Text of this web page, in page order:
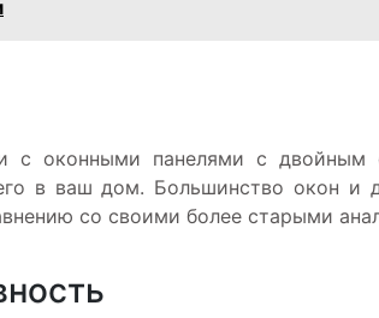
с оконными панелями с двойным
в ваш дом. Большинство окон и
со своими более старыми